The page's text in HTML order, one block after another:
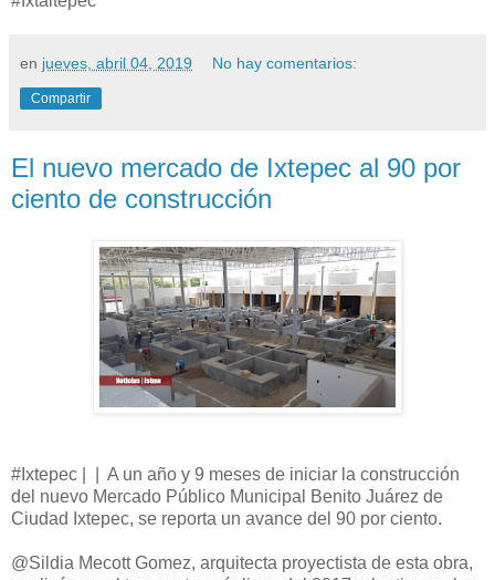
en jueves, abril 04, 2019 No hay comentarios:
Compartir
El nuevo mercado de Ixtepec al 90 por
ciento de construcción
#Ixtepec | | A un año y 9 meses de iniciar la construcción
del nuevo Mercado Público Municipal Benito Juárez de
Ciudad Ixtepec, se reporta un avance del 90 por ciento.
@Sildia Mecott Gomez, arquitecta proyectista de esta obra,